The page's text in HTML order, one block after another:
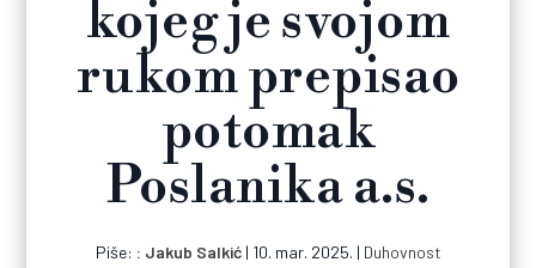
kojeg je svojom
rukom prepisao
potomak
Poslanika a.s.
Piše: Jakub Salkić| 10. mar. 2025. | Duhovnost